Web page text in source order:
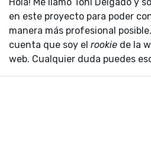
en este proyecto para poder
manera más profesional
cuenta que soy el rookie de la
web. Cualquier duda puedes